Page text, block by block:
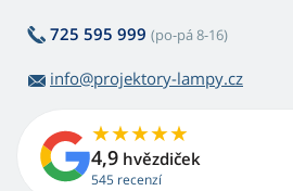
725 595 999 (po-pá 8-16)
info@projektory-lampy.cz
4,9 hvězdiček
545 recenzí